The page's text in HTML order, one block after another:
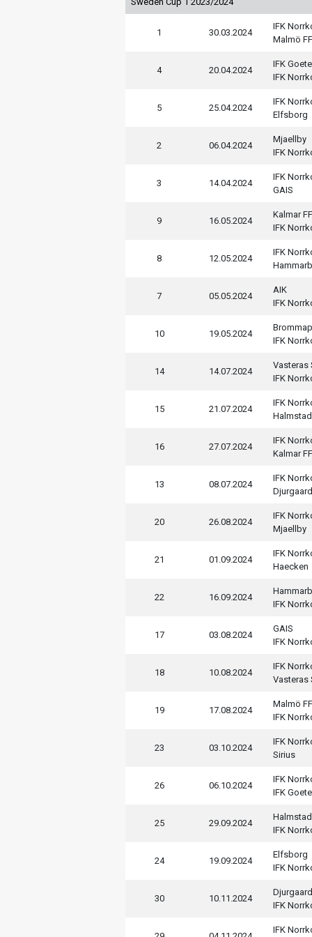
1 30.03.2024
IFK
Malmö FF
4 20.04.2024
IFK
IFK
5 25.04.2024
IFK
Elfsborg
2 06.04.2024
Mjaellby
IFK
3 14.04.2024
IFK
GAIS
9 16.05.2024
Kalmar FF
IFK
8 12.05.2024
IFK
7 05.05.2024
AIK
IFK
10 19.05.2024
IFK
14 14.07.2024
Vasteras
IFK
15 21.07.2024
IFK
16 27.07.2024
IFK
Kalmar FF
13 08.07.2024
IFK
20 26.08.2024
IFK
Mjaellby
21 01.09.2024
IFK
Haecken
22 16.09.2024
IFK
17 03.08.2024
GAIS
IFK
18 10.08.2024
IFK
Vasteras
19 17.08.2024
Malmö FF
IFK
23 03.10.2024
IFK
Sirius
26 06.10.2024
IFK
IFK
25 29.09.2024
IFK
24 19.09.2024
Elfsborg
IFK
30 10.11.2024
IFK
IFK